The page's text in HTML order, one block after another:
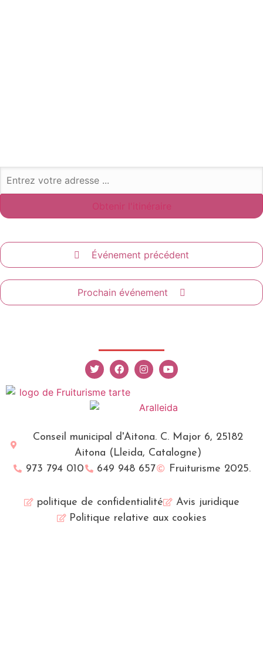
Événement précédent
Prochain événement
Conseil municipal d'Aitona. C. Major 6, 25182
Aitona (Lleida, Catalogne)
973 794 010
649 948 657 Fruiturisme 2025.
politique de confidentialité
Avis juridique
Politique relative aux cookies